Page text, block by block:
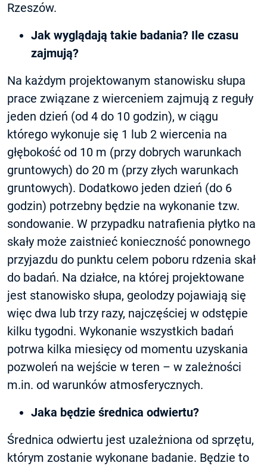
Rzeszów.
Jak wyglądają takie badania? Ile czasu
zajmują?
Na każdym projektowanym stanowisku słupa
prace związane z wierceniem zajmują z reguły
jeden dzień (od 4 do 10 godzin), w ciągu
którego wykonuje się 1 lub 2 wiercenia na
głębokość od 10 m (przy dobrych warunkach
gruntowych) do 20 m (przy złych warunkach
gruntowych). Dodatkowo jeden dzień (do 6
godzin) potrzebny będzie na wykonanie tzw.
sondowanie. W przypadku natrafienia płytko na
skały może zaistnieć konieczność ponownego
przyjazdu do punktu celem poboru rdzenia skał
do badań. Na działce, na której projektowane
jest stanowisko słupa, geolodzy pojawiają się
więc dwa lub trzy razy, najczęściej w odstępie
kilku tygodni. Wykonanie wszystkich badań
potrwa kilka miesięcy od momentu uzyskania
pozwoleń na wejście w teren – w zależności
m.in. od warunków atmosferycznych.
Jaka będzie średnica odwiertu?
Średnica odwiertu jest uzależniona od sprzętu,
którym zostanie wykonane badanie. Będzie to